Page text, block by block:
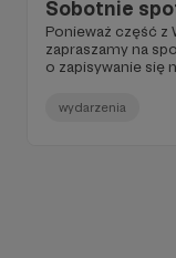
Sobotnie
Ponieważ część z
zapraszamy na
o zapisywanie się
wydarzenia